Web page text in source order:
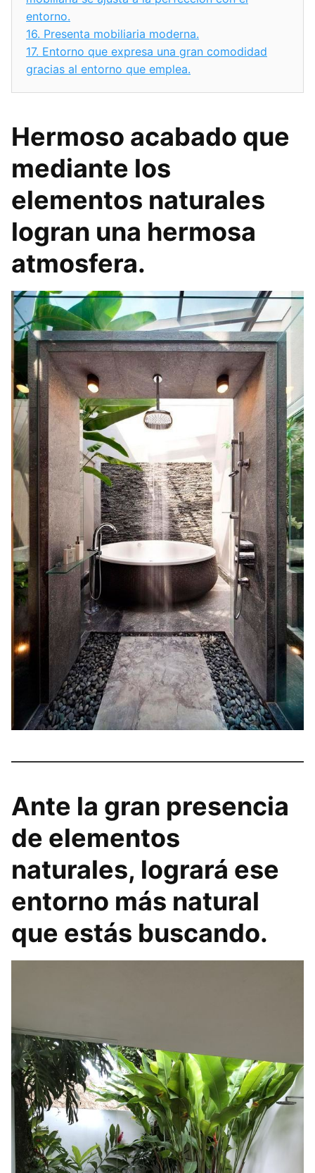
entorno.
16. Presenta mobiliaria moderna.
17. Entorno que expresa una gran comodidad
gracias al entorno que emplea.
Hermoso acabado que
mediante los
elementos naturales
logran una hermosa
atmosfera.
Ante la gran presencia
de elementos
naturales, logrará ese
entorno más natural
que estás buscando.